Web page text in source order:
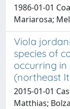
1986-01-01
Mariarosa;
Viola
species of
occurring in
(northeast
2015-01-01
Matthias;